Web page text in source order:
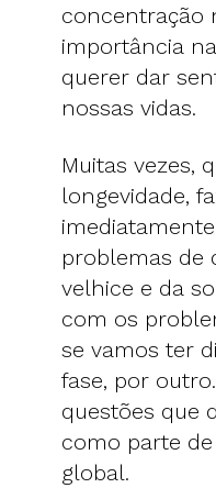
concentração
importância
querer dar
nossas vidas.
Muitas vezes,
longevidade,
problemas de
velhice e da
com os
se vamos ter
fase, por
questões que
como parte
global.